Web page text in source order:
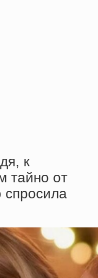
к
тaйнo oт